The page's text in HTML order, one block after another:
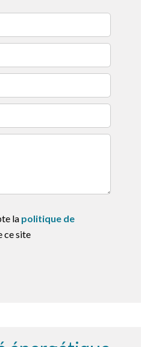
la politique de
ce site